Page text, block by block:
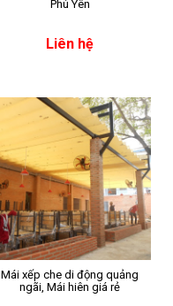
Phú Yên
Liên hệ
Mái xếp che di động quảng
ngãi, Mái hiên giá rẻ